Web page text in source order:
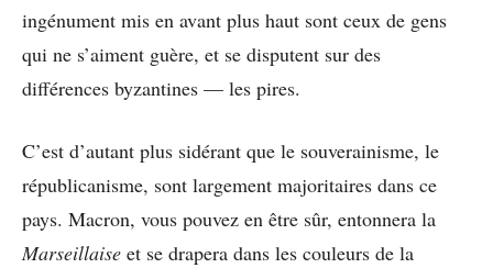
ingénument mis en avant plus haut sont ceux de gens
qui ne s’aiment guère, et se disputent sur des
différences byzantines — les pires.
C’est d’autant plus sidérant que le souverainisme, le
républicanisme, sont largement majoritaires dans ce
pays. Macron, vous pouvez en être sûr, entonnera la
Marseillaise et se drapera dans les couleurs de la